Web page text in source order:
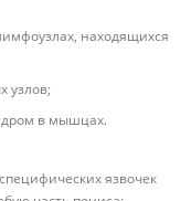
находящихся
узлов;
в мышцах.
язвочек